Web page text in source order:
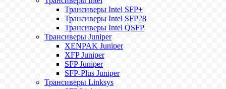
Трансиверы Intel SFP+
Трансиверы Intel SFP28
Трансиверы Intel QSFP
Трансиверы Juniper
XENPAK Juniper
XFP Juniper
SFP Juniper
SFP-Plus Juniper
Трансиверы Linksys